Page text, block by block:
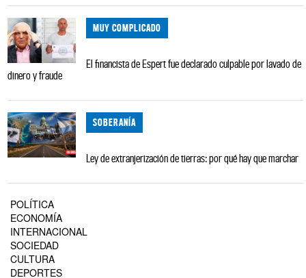
MUY COMPLICADO
El financista de Espert fue declarado culpable por lavado de
dinero y fraude
SOBERANÍA
Ley de extranjerización de tierras: por qué hay que marchar
POLÍTICA
ECONOMÍA
INTERNACIONAL
SOCIEDAD
CULTURA
DEPORTES